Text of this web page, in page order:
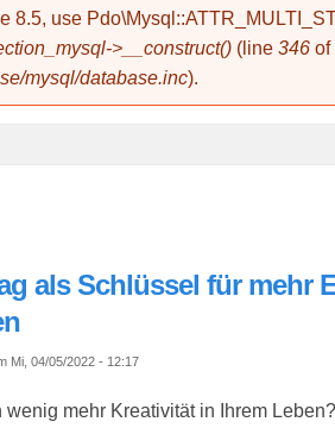
8.5, use
>__construct() (line 346 of
mysql/database.inc).
als Schlüssel für mehr
Mi, 04/05/2022 - 12:17
mehr Kreativität in Ihrem